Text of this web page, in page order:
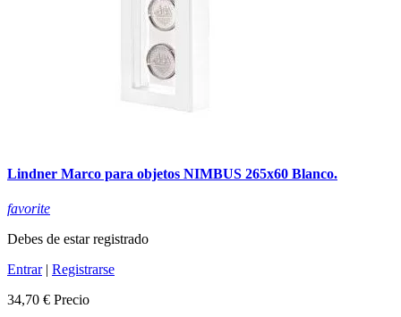
Lindner Marco para objetos NIMBUS 265x60 Blanco.
favorite
Debes de estar registrado
Entrar| Registrarse
34,70 € Precio